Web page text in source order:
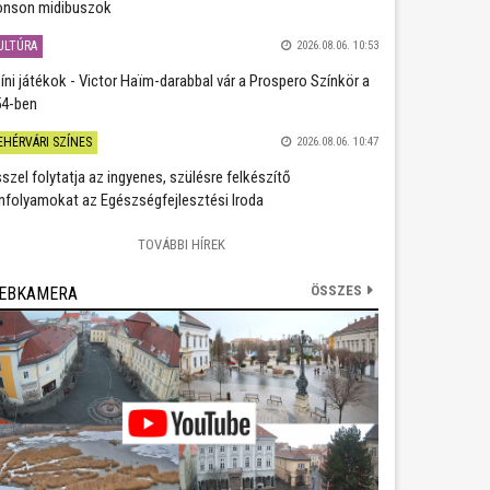
midibuszok
2026.08.06. 10:53
játékok - Victor Haïm-darabbal vár a Prospero Színkör a
ben
SZÍNES 2026.08.06. 10:47
folytatja az ingyenes, szülésre felkészítő
az Egészségfejlesztési Iroda
TOVÁBBI HÍREK
ÖSSZES